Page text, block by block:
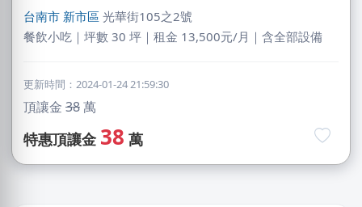
台南市 新市區 光華街105之2號
餐飲小吃｜坪數 30 坪｜租金 13,500元/月｜含全部設備
更新時間：2024-01-24 21:59:30
頂讓金 38萬
特惠頂讓金 38 萬
劉X姐
桃園市｜預算 10萬~30萬元
廖X姐